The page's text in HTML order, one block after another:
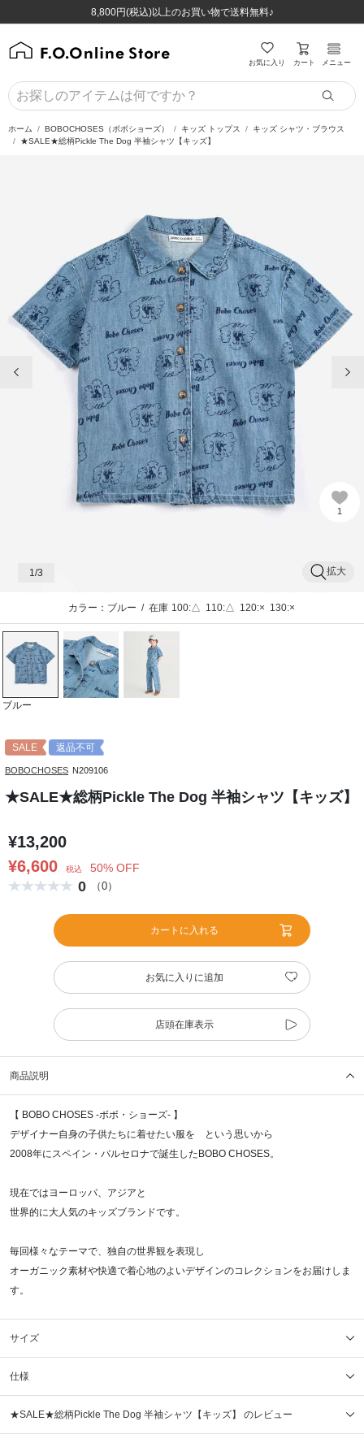
8,800円(税込)以上のお買い物で送料無料♪
ほぼ全品半額！！8/12(水)お昼12:59まで！！
8,800円(税込)以上のお買い物で送料無料♪
ほぼ全品半額！！8/12(水)お昼12:59まで！！
お気に入り カート メニュー
ホーム BOBOCHOSES（ボボショーズ） キッズ トップス
キッズ シャツ・ブラウス
★SALE★総柄Pickle The Dog 半袖シャツ【キッズ】
1
拡大
1/3
カラー：ブルー / 在庫 100:△ 110:△ 120:× 130:×
ブルー
SALE 返品不可
BOBOCHOSES N209106
★SALE★総柄Pickle The Dog 半袖シャツ【キッズ】
¥13,200
¥6,600
税込 50% OFF
0 （0）
カートに入れる
お気に入りに追加
店頭在庫表示
商品説明
【 BOBO CHOSES -ボボ・ショーズ- 】
デザイナー自身の子供たちに着せたい服を という思いから
2008年にスペイン・バルセロナで誕生したBOBO CHOSES。
現在ではヨーロッパ、アジアと
世界的に大人気のキッズブランドです。
毎回様々なテーマで、独自の世界観を表現し
オーガニック素材や快適で着心地のよいデザインのコレクションをお届けしま
す。
サイズ
仕様
★SALE★総柄Pickle The Dog 半袖シャツ【キッズ】 のレビュー